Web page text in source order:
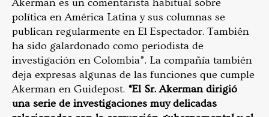
Akerman es un comentarista habitual sobre
política en América Latina y sus columnas se
publican regularmente en El Espectador. También
ha sido galardonado como periodista de
investigación en Colombia”. La compañía también
deja expresas algunas de las funciones que cumple
Akerman en Guidepost. “El Sr. Akerman dirigió
una serie de investigaciones muy delicadas